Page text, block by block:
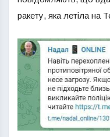
ракету, яка летіла на